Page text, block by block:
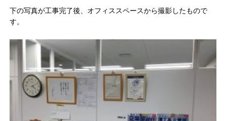
下の写真が工事完了後、オフィススペースから撮影したもので
す。